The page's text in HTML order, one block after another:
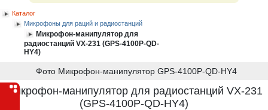
Каталог
Микрофоны для раций и радиостанций
Микрофон-манипулятор для
радиостанций VX-231 (GPS-4100P-QD-
HY4)
Фото Микрофон-манипулятор GPS-4100P-QD-HY4
Микрофон-манипулятор для радиостанций VX-231
(GPS-4100P-QD-HY4)